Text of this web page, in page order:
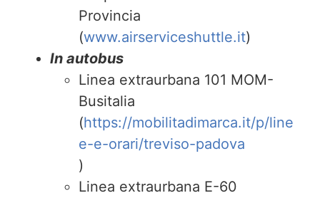
Provincia
(www.airserviceshuttle.it)
In autobus
Linea extraurbana 101 MOM-
Busitalia
(https://mobilitadimarca.it/p/line
e-e-orari/treviso-padova
)
Linea extraurbana E-60